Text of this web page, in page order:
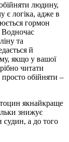
людину,
є логіка, адже в
гормон
Водночас
та
й
якщо у вашої
читати
обійняти –
якнайкраще
знижує
судин, а до того